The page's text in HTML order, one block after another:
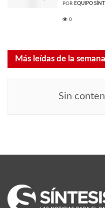
POR EQUIPO
0
Más leídas de la semana
Sin